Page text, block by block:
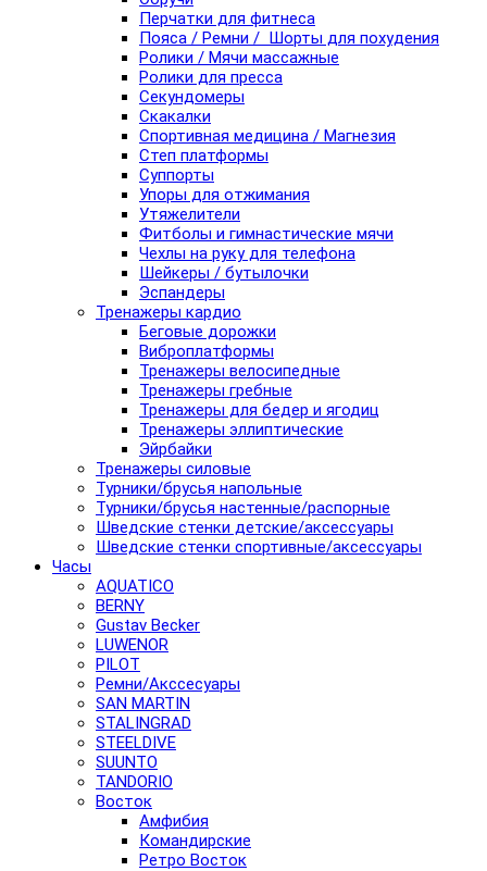
Перчатки для фитнеса
Пояса / Ремни / Шорты для похудения
Ролики / Мячи массажные
Ролики для пресса
Секундомеры
Скакалки
Спортивная медицина / Магнезия
Степ платформы
Суппорты
Упоры для отжимания
Утяжелители
Фитболы и гимнастические мячи
Чехлы на руку для телефона
Шейкеры / бутылочки
Эспандеры
Тренажеры кардио
Беговые дорожки
Виброплатформы
Тренажеры велосипедные
Тренажеры гребные
Тренажеры для бедер и ягодиц
Тренажеры эллиптические
Эйрбайки
Тренажеры силовые
Турники/брусья напольные
Турники/брусья настенные/распорные
Шведские стенки детские/аксессуары
Шведские стенки спортивные/аксессуары
Часы
AQUATICO
BERNY
Gustav Becker
LUWENOR
PILOT
Pемни/Акссесуары
SAN MARTIN
STALINGRAD
STEELDIVE
SUUNTO
TANDORIO
Восток
Амфибия
Командирские
Ретро Восток